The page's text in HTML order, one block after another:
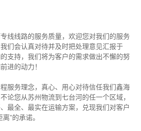
线线路的服务质量，欢迎您对我们的服务
们会认真对待并及时把处理意见汇报于
支持，我们将为客户的需求做出不懈的努
进的动力！
服务理念，真心、用心对待信任我们鑫海
论您从苏州物流到七台河的任一个区域，
最全、最实在运输方案，兑现我们对客户
”的承诺。